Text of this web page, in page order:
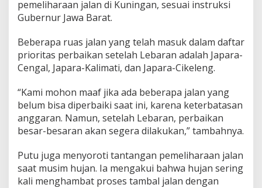
pemeliharaan jalan di Kuningan, sesuai instruksi
Gubernur Jawa Barat.
Beberapa ruas jalan yang telah masuk dalam daftar
prioritas perbaikan setelah Lebaran adalah Japara-
Cengal, Japara-Kalimati, dan Japara-Cikeleng.
“Kami mohon maaf jika ada beberapa jalan yang
belum bisa diperbaiki saat ini, karena keterbatasan
anggaran. Namun, setelah Lebaran, perbaikan
besar-besaran akan segera dilakukan,” tambahnya.
Putu juga menyoroti tantangan pemeliharaan jalan
saat musim hujan. Ia mengakui bahwa hujan sering
kali menghambat proses tambal jalan dengan